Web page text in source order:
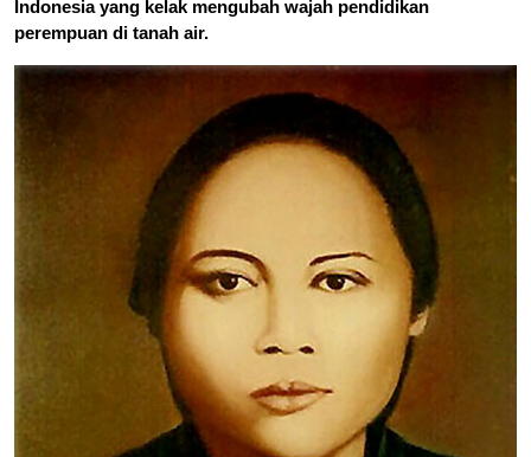
Indonesia yang kelak mengubah wajah pendidikan
perempuan di tanah air.